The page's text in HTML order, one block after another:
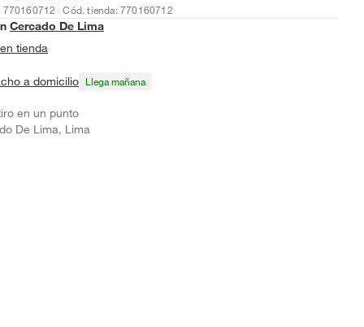
Cód. tienda: 770160712
Cercado De Lima
tienda
a domicilio Llega mañana
en un punto
De Lima, Lima